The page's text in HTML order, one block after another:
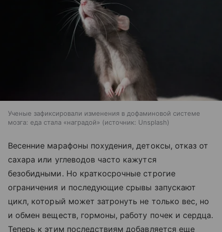
Ученые зафиксировали изменения в дофаминовой системе
мозга: еда стала «наградой»
источник: Unsplash
Весенние марафоны похудения, детоксы, отказ от
сахара или углеводов часто кажутся
безобидными. Но краткосрочные строгие
ограничения и последующие срывы запускают
цикл, который может затронуть не только вес, но
и обмен веществ, гормоны, работу почек и сердца.
Теперь к этим последствиям добавляется еще